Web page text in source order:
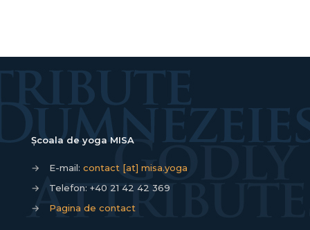
Școala de yoga MISA
→ E-mail: contact [at] misa.yoga
→
Telefon: +40 21 42 42 369
→
Pagina de contact